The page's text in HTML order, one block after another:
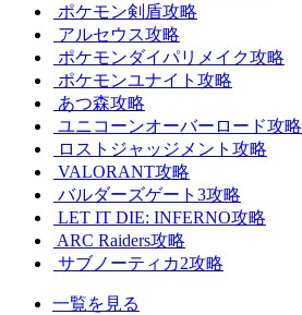
ポケモン剣盾攻略
アルセウス攻略
ポケモンダイパリメイク攻略
ポケモンユナイト攻略
あつ森攻略
ユニコーンオーバーロード攻略
ロストジャッジメント攻略
VALORANT攻略
バルダーズゲート3攻略
LET IT DIE: INFERNO攻略
ARC Raiders攻略
サブノーティカ2攻略
一覧を見る